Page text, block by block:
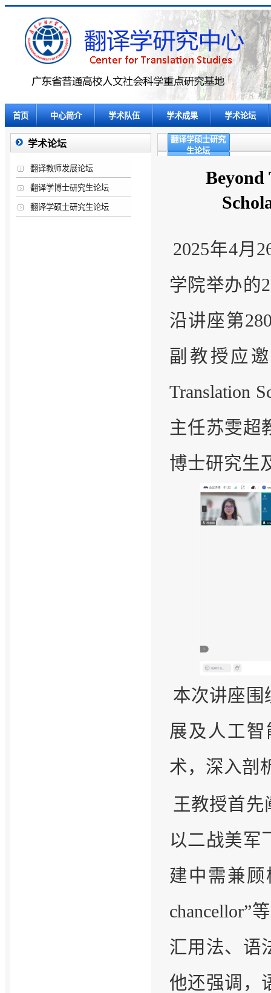
首页 中心简介 学术队伍 学术成果 学术论坛
学术论坛
翻译教师发展论坛
翻译学博士研究生论坛
翻译学硕士研究生论坛
翻译学硕士研究
生论坛
Beyond
2025年4月
学院举办的
沿讲座第
副教授应邀
Translation
主任苏雯超
博士研究生
本次讲座围
展及人工
术，深入剖
王教授首
以二战美军
建中需兼顾
chancellor”
汇用法、语
他还强调，